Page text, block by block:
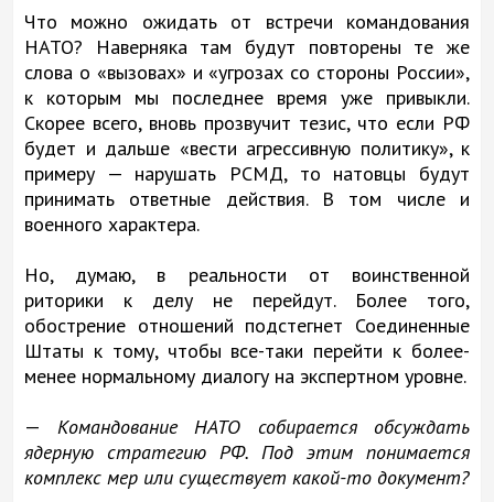
Что можно ожидать от встречи командования
НАТО? Наверняка там будут повторены те же
слова о «вызовах» и «угрозах со стороны России»,
к которым мы последнее время уже привыкли.
Скорее всего, вновь прозвучит тезис, что если РФ
будет и дальше «вести агрессивную политику», к
примеру — нарушать РСМД, то натовцы будут
принимать ответные действия. В том числе и
военного характера.
Но, думаю, в реальности от воинственной
риторики к делу не перейдут. Более того,
обострение отношений подстегнет Соединенные
Штаты к тому, чтобы все-таки перейти к более-
менее нормальному диалогу на экспертном уровне.
— Командование НАТО собирается обсуждать
ядерную стратегию РФ. Под этим понимается
комплекс мер или существует какой-то документ?